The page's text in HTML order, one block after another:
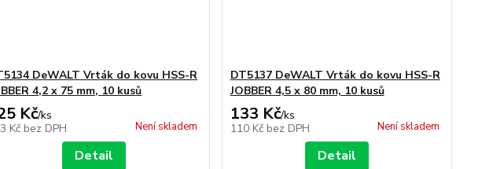
DeWALT Vrták do kovu HSS-R
4,2 x 75 mm, 10 kusů
Kč/ks
Kč bez DPH Není skladem
Detail
DT5137 DeWALT Vrták do kovu HSS-R
JOBBER 4,5 x 80 mm, 10 kusů
133 Kč/ks
110 Kč bez DPH Není skladem
Detail